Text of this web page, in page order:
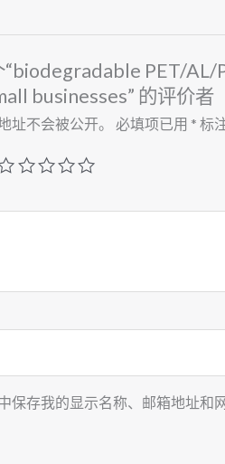
“biodegradable PET/
businesses” 的评价者
址不会被公开。 必填项已用 * 标
保存我的显示名称、邮箱地址和